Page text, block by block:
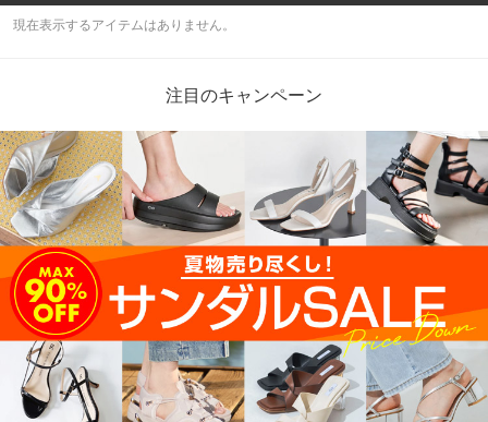
現在表示するアイテムはありません。
注目のキャンペーン